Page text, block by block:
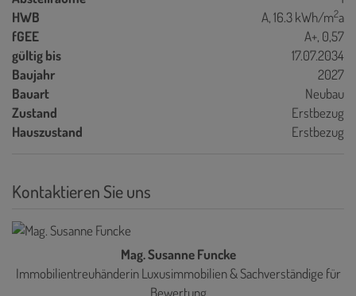
HWB
A, 16.3 kWh/m2a
fGEE
A+, 0,57
gültig bis
17.07.2034
Baujahr
2027
Bauart
Neubau
Zustand
Erstbezug
Hauszustand
Erstbezug
Kontaktieren Sie uns
Mag. Susanne Funcke
Immobilientreuhänderin Luxusimmobilien & Sachverständige für
Bewertung